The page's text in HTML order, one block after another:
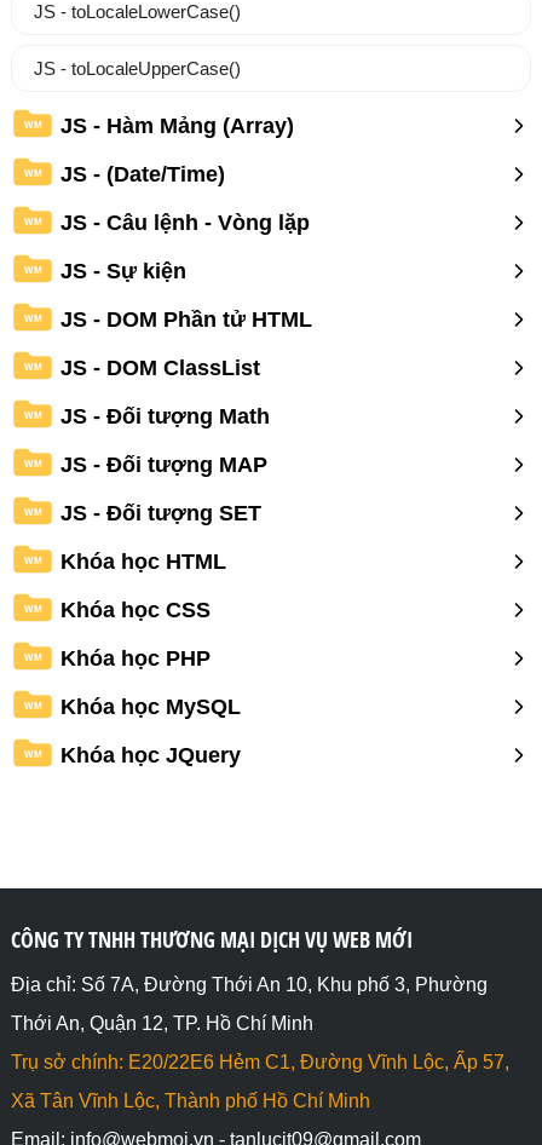
JS - toLocaleLowerCase()
JS - toLocaleUpperCase()
WM JS - Hàm Mảng (Array)
WM JS - (Date/Time)
WM JS - Câu lệnh - Vòng lặp
WM JS - Sự kiện
WM JS - DOM Phần tử HTML
WM JS - DOM ClassList
WM JS - Đối tượng Math
WM JS - Đối tượng MAP
WM JS - Đối tượng SET
WM Khóa học HTML
WM Khóa học CSS
WM Khóa học PHP
WM Khóa học MySQL
WM Khóa học JQuery
CÔNG TY TNHH THƯƠNG MẠI DỊCH VỤ WEB MỚI
Địa chỉ: Số 7A, Đường Thới An 10, Khu phố 3, Phường
Thới An, Quận 12, TP. Hồ Chí Minh
Trụ sở chính: E20/22E6 Hẻm C1, Đường Vĩnh Lộc, Ấp 57,
Xã Tân Vĩnh Lộc, Thành phố Hồ Chí Minh
Email: info@webmoi.vn - tanlucit09@gmail.com